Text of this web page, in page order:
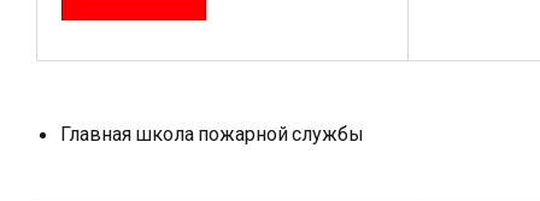
Главная школа пожарной службы